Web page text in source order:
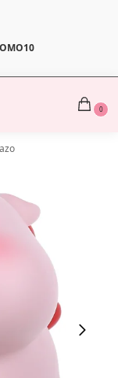
0